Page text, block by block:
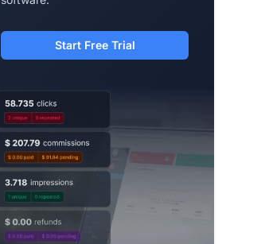
Start Free Trial